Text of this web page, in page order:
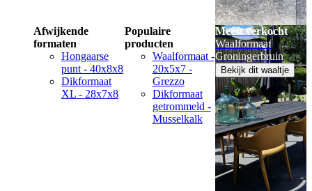
Afwijkende
formaten
Hongaarse
punt - 40x8x8
Dikformaat
XL - 28x7x8
Populaire
producten
Waalformaat -
20x5x7 -
Grezzo
Dikformaat
getrommeld -
Musselkalk
Meest verkocht
Waalformaat
Groningerbruin
Bekijk dit waaltje